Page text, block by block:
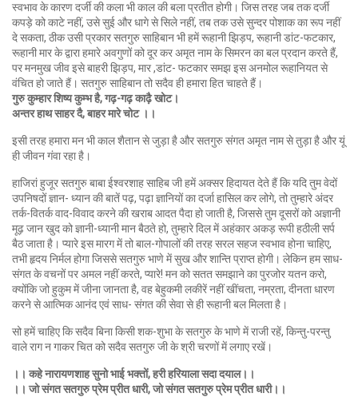
स्वभाव के कारण दर्जी की कला भी काल की बला प्रतीत होगी। जिस तरह जब तक दर्जी
कपड़े को काटे नहीं, उसे सुई और धागे से सिले नहीं, तब तक उसे सुन्दर पोशाक का रूप नहीं
दे सकता, ठीक उसी प्रकार सतगुरु साहिबान भी हमें रूहानी झिड़प, रूहानी डांट-फटकार,
रूहानी मार के द्वारा हमारे अवगुणों को दूर कर अमृत नाम के सिमरन का बल प्रदान करते हैं,
पर मनमुख जीव इसे बाहरी झिड़प, मार ,डांट- फटकार समझ इस अनमोल रूहानियत से
वंचित हो जाते हैं। सतगुरु साहिबान तो सदैव ही हमारा हित चाहते हैं।
गुरु कुम्हार शिष्य कुम्भ है, गढ़-गढ़ काढ़ै खोट।
अन्तर हाथ साहर दै, बाहर मारे चोट ।।
इसी तरह हमारा मन भी काल शैतान से जुड़ा है और सतगुरु संगत अमृत नाम से तुड़ा है और यूं
ही जीवन गंवा रहा है।
हाजिरां हुजूर सतगुरु बाबा ईश्वरशाह साहिब जी हमें अक्सर हिदायत देते हैं कि यदि तुम वेदों
उपनिषदों ज्ञान- ध्यान की बातें पढ़, पढ़ा ज्ञानियों का दर्जा हासिल कर लोगे, तो तुम्हारे अंदर
तर्क-वितर्क वाद-विवाद करने की खराब आदत पैदा हो जाती है, जिससे तुम दूसरों को अज्ञानी
मूढ़ जान खुद को ज्ञानी-ध्यानी मान बैठते हो, तुम्हारे दिल में अहंकार अकड़ रूपी हठीली सर्प
बैठ जाता है। प्यारे इस मारग में तो बाल-गोपालों की तरह सरल सहज स्वभाव होना चाहिए,
तभी हृदय निर्मल होगा जिससे सतगुरु भाणे में सुख और शान्ति प्राप्त होगी। लेकिन हम साध-
संगत के वचनों पर अमल नहीं करते, प्यारे! मन को सतत समझाने का पुरजोर यतन करो,
क्योंकि जो हुकुम में जीना जानता है, वह बेहुकमी लकीरें नहीं खींचता, नम्रता, दीनता धारण
करने से आत्मिक आनंद एवं साध- संगत की सेवा से ही रूहानी बल मिलता है।
सो हमें चाहिए कि सदैव बिना किसी शक-शुभा के सतगुरु के भाणे में राजी रहें, किन्तु-परन्तु
वाले राग न गाकर चित को सदैव सतगुरु जी के श्री चरणों में लगाए रखें।
।। कहे नारायणशाह सुनो भाई भक्तों, हरी हरियाला सदा दयाल।।
।। जो संगत सतगुरु प्रेम प्रीत धारी, जो संगत सतगुरु प्रेम प्रीत धारी।।